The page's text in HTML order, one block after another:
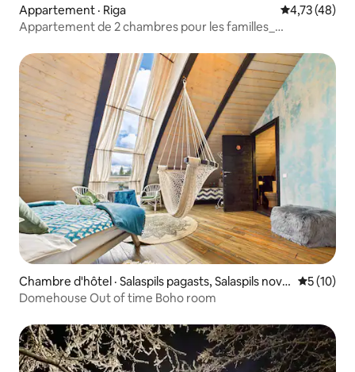
Appartement · Riga Note
4,73 (48)
Appartement de 2 chambres pour les familles_
Chambre d'hôtel · Salaspils pagasts, Salaspils nova
ds
Note
5 (10)
Domehouse Out of time Boho room